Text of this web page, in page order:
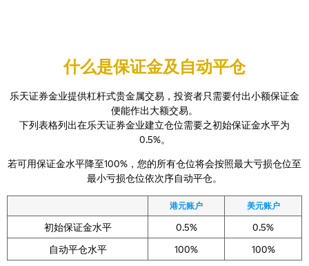
什么是保证金及自动平仓
乐天证券金业提供杠杆式贵金属交易，投资者只需要付出小额保证金
便能作出大额交易。
下列表格列出在乐天证券金业建立仓位需要之初始保证金水平为
0.5%。
若可用保证金水平降至100%，您的所有仓位将会按照最大亏损仓位至
最小亏损仓位依次序自动平仓。
港元账户 美元账户
初始保证金水平 0.5%
0.5%
自动平仓水平
100% 100%